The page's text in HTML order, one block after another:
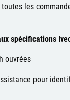
toutes les
spécifications
ouvrées
pour